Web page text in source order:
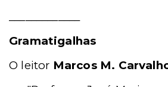
Gramatigalhas
O leitor Marcos M.